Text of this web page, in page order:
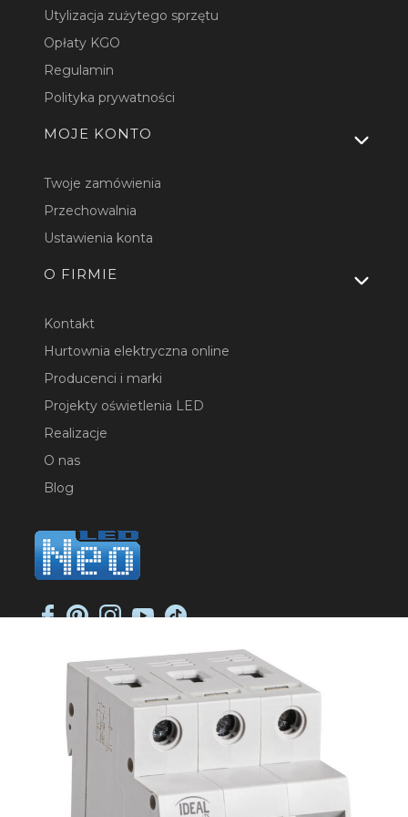
Utylizacja zużytego sprzętu
Opłaty KGO
Regulamin
Polityka prywatności
MOJE KONTO
Twoje zamówienia
Przechowalnia
Ustawienia konta
O FIRMIE
Kontakt
Hurtownia elektryczna online
Producenci i marki
Projekty oświetlenia LED
Realizacje
O nas
Blog
NEO-LED SP. K.
ul. Jana Długosza 2
51-162 Wrocław
NIP: 8951925233
sklep@neoled.pl